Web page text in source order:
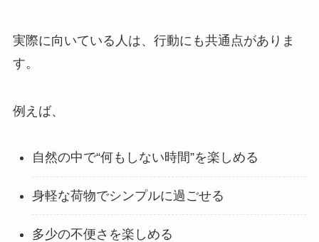
実際に向いている人は、行動にも共通点がありま
す。
例えば、
自然の中で“何もしない時間”を楽しめる
身軽な荷物でシンプルに過ごせる
多少の不便さを楽しめる